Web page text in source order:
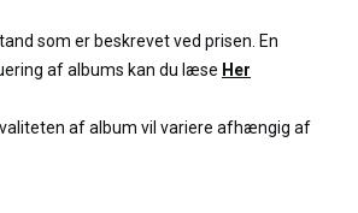
som er beskrevet ved prisen. En
af albums kan du læse Her
af album vil variere afhængig af